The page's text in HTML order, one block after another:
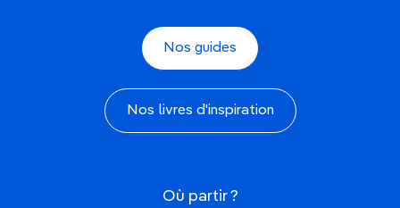
Nos guides
Nos livres d'inspiration
Où partir ?